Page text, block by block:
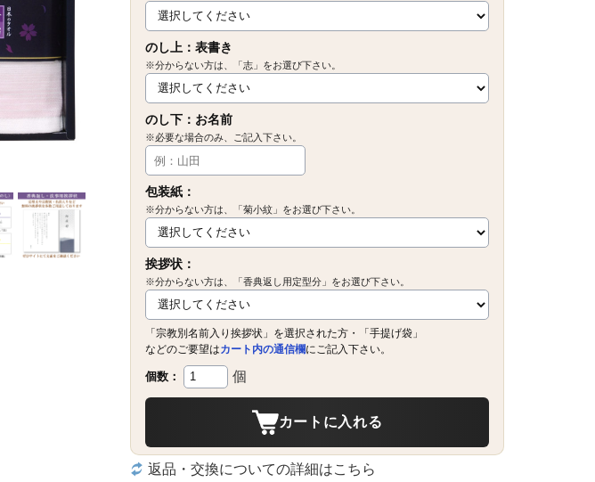
のし上：表書き
※分からない方は、「志」をお選び下さい。
のし下：お名前
※必要な場合のみ、ご記入下さい。
包装紙：
※分からない方は、「菊小紋」をお選び下さい。
挨拶状：
※分からない方は、「香典返し用定型分」をお選び下さい。
「宗教別名前入り挨拶状」を選択された方・「手提げ袋」
などのご要望はカート内の通信欄にご記入下さい。
個数： 個
カートに入れる
返品・交換についての詳細はこちら